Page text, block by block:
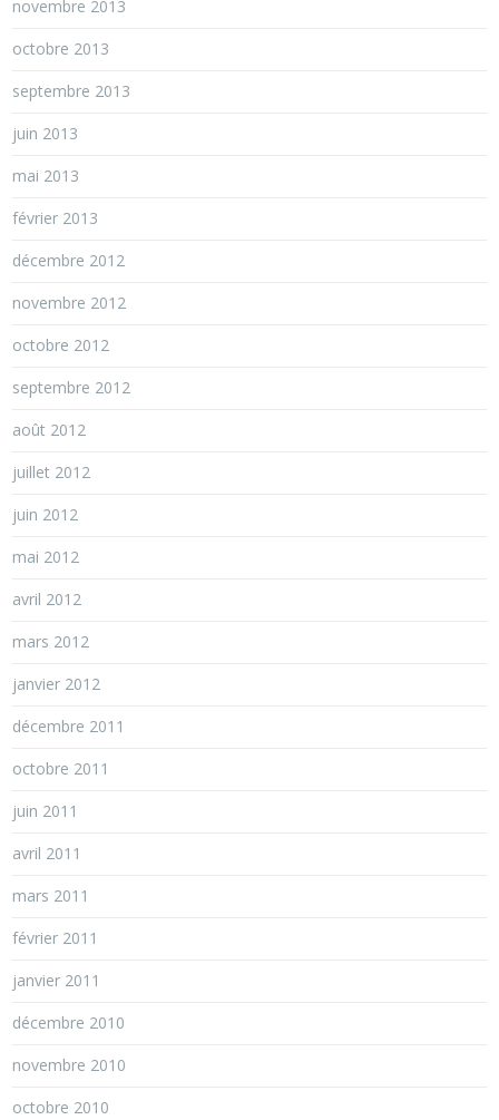
novembre 2013
octobre 2013
septembre 2013
juin 2013
mai 2013
février 2013
décembre 2012
novembre 2012
octobre 2012
septembre 2012
août 2012
juillet 2012
juin 2012
mai 2012
avril 2012
mars 2012
janvier 2012
décembre 2011
octobre 2011
juin 2011
avril 2011
mars 2011
février 2011
janvier 2011
décembre 2010
novembre 2010
octobre 2010